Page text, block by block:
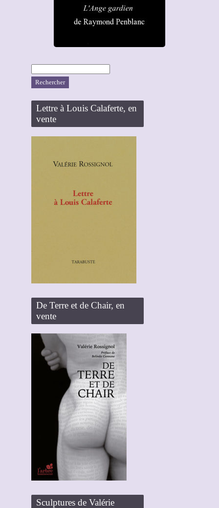
Lettre à Louis Calaferte, en
vente
De Terre et de Chair, en
vente
Sculptures de Valérie